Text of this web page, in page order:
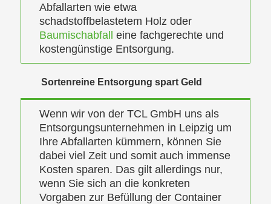
Abfallarten wie etwa
schadstoffbelastetem Holz oder
Baumischabfall eine fachgerechte und
kostengünstige Entsorgung.
Sortenreine Entsorgung spart Geld
Wenn wir von der TCL GmbH uns als
Entsorgungsunternehmen in Leipzig um
Ihre Abfallarten kümmern, können Sie
dabei viel Zeit und somit auch immense
Kosten sparen. Das gilt allerdings nur,
wenn Sie sich an die konkreten
Vorgaben zur Befüllung der Container